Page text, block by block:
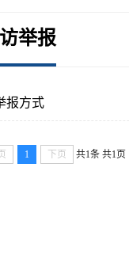
举报
报方式
1 下页 共1条 共1页